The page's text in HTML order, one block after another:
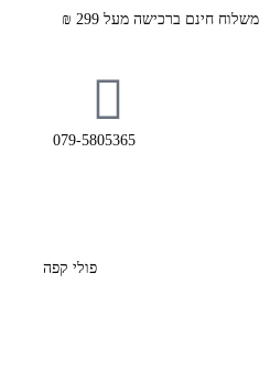
משלוח חינם ברכישה מעל 299 ₪
079-5805365
פולי קפה